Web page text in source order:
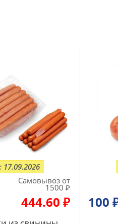
Самовывоз от
1500 ₽
444.60 ₽
17.09.2026
100